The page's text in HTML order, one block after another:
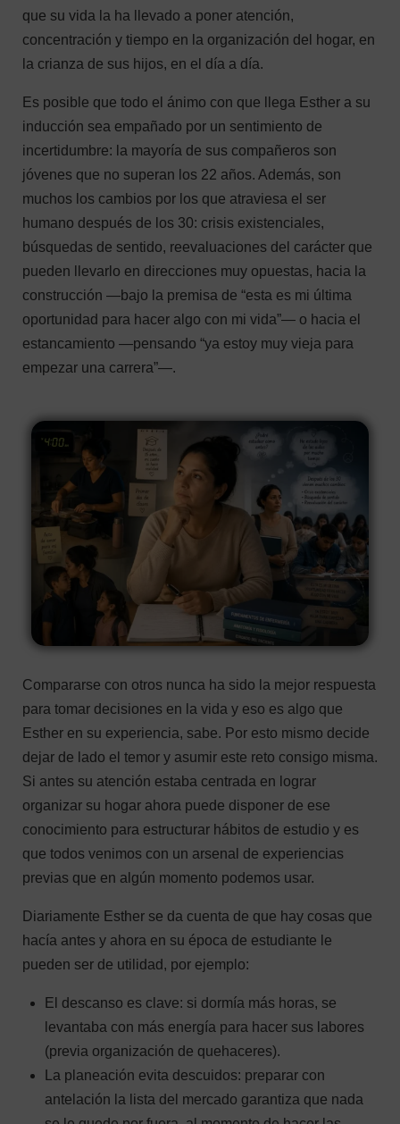
que su vida la ha llevado a poner atención,
concentración y tiempo en la organización del hogar, en
la crianza de sus hijos, en el día a día.
Es posible que todo el ánimo con que llega Esther a su
inducción sea empañado por un sentimiento de
incertidumbre: la mayoría de sus compañeros son
jóvenes que no superan los 22 años. Además, son
muchos los cambios por los que atraviesa el ser
humano después de los 30: crisis existenciales,
búsquedas de sentido, reevaluaciones del carácter que
pueden llevarlo en direcciones muy opuestas, hacia la
construcción —bajo la premisa de “esta es mi última
oportunidad para hacer algo con mi vida”— o hacia el
estancamiento —pensando “ya estoy muy vieja para
empezar una carrera”—.
Compararse con otros nunca ha sido la mejor respuesta
para tomar decisiones en la vida y eso es algo que
Esther en su experiencia, sabe. Por esto mismo decide
dejar de lado el temor y asumir este reto consigo misma.
Si antes su atención estaba centrada en lograr
organizar su hogar ahora puede disponer de ese
conocimiento para estructurar hábitos de estudio y es
que todos venimos con un arsenal de experiencias
previas que en algún momento podemos usar.
Diariamente Esther se da cuenta de que hay cosas que
hacía antes y ahora en su época de estudiante le
pueden ser de utilidad, por ejemplo:
El descanso es clave: si dormía más horas, se
levantaba con más energía para hacer sus labores
(previa organización de quehaceres).
La planeación evita descuidos: preparar con
antelación la lista del mercado garantiza que nada